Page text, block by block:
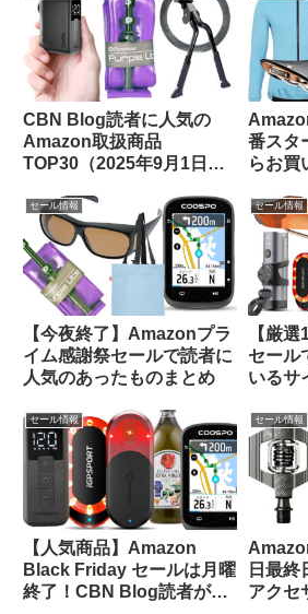
CBN Blog読者に人気の
Amazon取扱商品
TOP30（2025年9月1日
番スタ
らお買
セール情報
【今夜終了】Amazonプラ
イム感謝祭セールで読者に
人気のあったものまとめ
セール情報
【厳
セール
いるサ
してみ
セール情報
【人気商品】Amazon
Black Friday セールは月曜
終了！CBN Blog読者が買
セール情報
日最終
アクセ